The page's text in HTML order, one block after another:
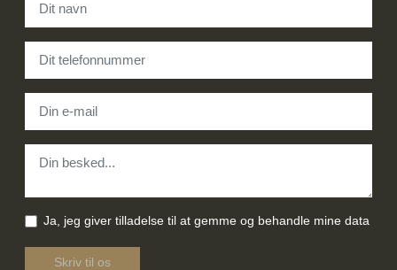
Samtykke *
Ja, jeg giver tilladelse til at gemme og behandle mine data
Recaptcha V3
Skriv til os